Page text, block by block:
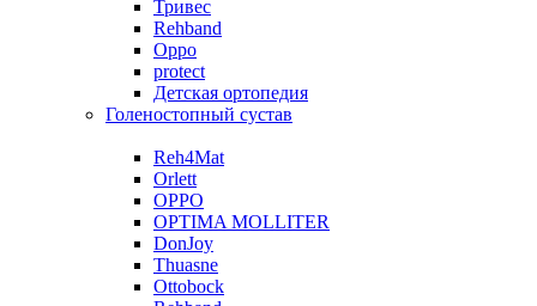
Тривес
Rehband
Oppo
protect
Детская ортопедия
Голеностопный сустав
Reh4Mat
Orlett
OPPO
OPTIMA MOLLITER
DonJoy
Thuasne
Ottobock